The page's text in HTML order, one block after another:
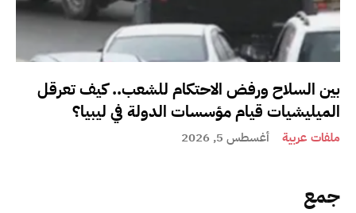
بين السلاح ورفض الاحتكام للشعب.. كيف تعرقل
الميليشيات قيام مؤسسات الدولة في ليبيا؟
ملفات عربية أغسطس 5, 2026
جمع